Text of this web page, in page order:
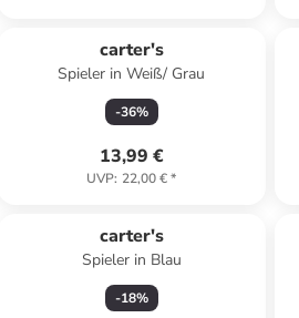
carter's
Spieler in Weiß/ Grau
-36%
13,99 €
UVP: 22,00 €*
carter's
Spieler in Blau
-18%